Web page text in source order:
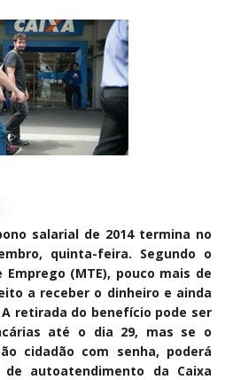
salarial de 2014 termina no
quinta-feira. Segundo o
(MTE), pouco mais de
a receber o dinheiro e ainda
retirada do benefício pode ser
até o dia 29, mas se o
cidadão com senha, poderá
autoatendimento da Caixa